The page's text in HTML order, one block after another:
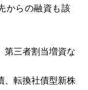
からの融資も該
第三者割当増資な
、転換社債型新株